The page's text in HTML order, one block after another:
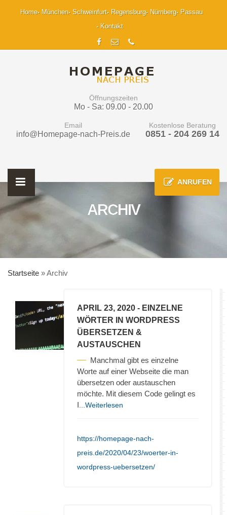
Home München Schweinfurt Regensburg Nürnberg
Passau
Kontakt
Öffnungszeiten
Mo - Sa: 09.00 - 20.00
Email
info@Homepage-nach-Preis.de
Kostenlose Beratung
0851 - 204 269 14
ANRUFEN
ARCHIV
Startseite »Archiv
APRIL 23, 2020 - EINZELNE
WÖRTER IN WORDPRESS
ÜBERSETZEN &
AUSTAUSCHEN
Manchmal gibt es einzelne
Worte auf einer Webseite die man
übersetzen oder austauschen
möchte. Mit diesem Code gelingt es
I ...Weiterlesen
https://homepage-nach-
preis.de/2020/04/23/woerter-in-
wordpress-uebersetzen/